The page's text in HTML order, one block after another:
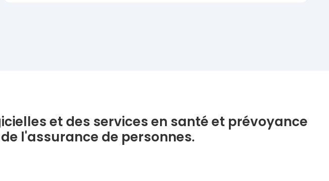
et des services en santé et prévoyance
l'assurance de personnes.